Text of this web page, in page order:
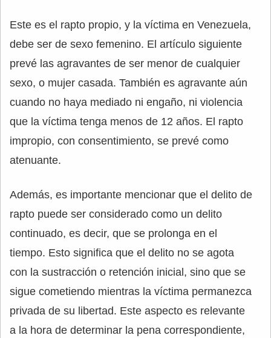
Este es el rapto propio, y la víctima en Venezuela,
debe ser de sexo femenino. El artículo siguiente
prevé las agravantes de ser menor de cualquier
sexo, o mujer casada. También es agravante aún
cuando no haya mediado ni engaño, ni violencia
que la víctima tenga menos de 12 años. El rapto
impropio, con consentimiento, se prevé como
atenuante.
Además, es importante mencionar que el delito de
rapto puede ser considerado como un delito
continuado, es decir, que se prolonga en el
tiempo. Esto significa que el delito no se agota
con la sustracción o retención inicial, sino que se
sigue cometiendo mientras la víctima permanezca
privada de su libertad. Este aspecto es relevante
a la hora de determinar la pena correspondiente,